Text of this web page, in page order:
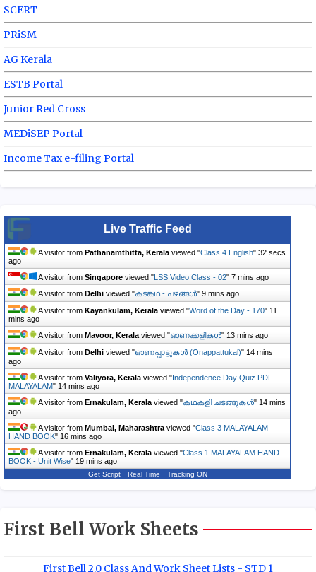
SCERT
PRiSM
AG Kerala
ESTB Portal
Junior Red Cross
MEDiSEP Portal
Income Tax e-filing Portal
Live Traffic Feed
A visitor from Pathanamthitta, Kerala viewed "Class 4 English" 33 secs
ago
A visitor from Singapore viewed "LSS Video Class - 02" 7 mins ago
A visitor from Delhi viewed "കടങ്കഥ - പഴങ്ങൾ" 9 mins ago
A visitor from Kayankulam, Kerala viewed "Word of the Day - 170" 11
mins ago
A visitor from Mavoor, Kerala viewed "ഓണക്കളികൾ" 13 mins ago
A visitor from Delhi viewed "ഓണപ്പാട്ടുകൾ (Onappattukal)" 14 mins
ago
A visitor from Valiyora, Kerala viewed "Independence Day Quiz PDF -
MALAYALAM" 14 mins ago
A visitor from Ernakulam, Kerala viewed "കഥകളി ചടങ്ങുകൾ" 14 mins
ago
A visitor from Mumbai, Maharashtra viewed "Class 3 MALAYALAM
HAND BOOK" 16 mins ago
A visitor from Ernakulam, Kerala viewed "Class 1 MALAYALAM HAND
BOOK - Unit Wise" 19 mins ago
Get Script Real Time Tracking ON
First Bell Work Sheets
First Bell 2.0 Class And Work Sheet Lists - STD 1